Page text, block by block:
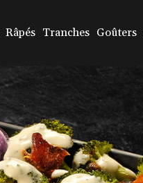
Râpés Tranches Goûters